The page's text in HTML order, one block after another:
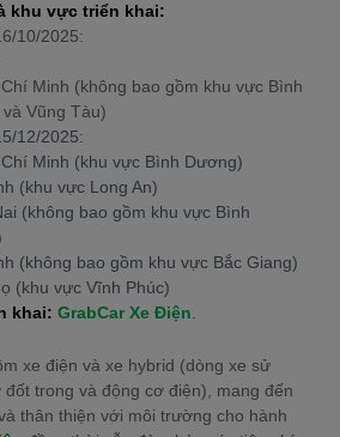
khu vực triển khai:
10/2025:
Minh (không bao gồm khu vực Bình
Vũng Tàu)
12/2025:
Chí Minh (khu vực Bình Dương)
(khu vực Long An)
(không bao gồm khu vực Bình
(không bao gồm khu vực Bắc Giang)
(khu vực Vĩnh Phúc)
khai: GrabCar Xe Điện
xe điện và xe hybrid (dòng xe sử
trong và động cơ điện), mang đến
thân thiện với môi trường cho hành